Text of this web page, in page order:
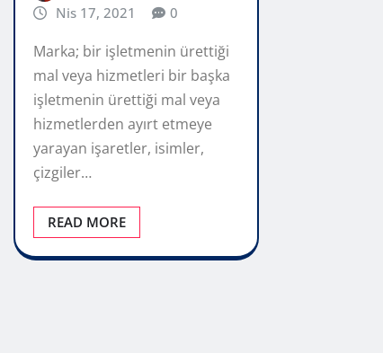
Nis 17, 2021
0
Marka; bir işletmenin ürettiği
mal veya hizmetleri bir başka
işletmenin ürettiği mal veya
hizmetlerden ayırt etmeye
yarayan işaretler, isimler,
çizgiler…
READ MORE